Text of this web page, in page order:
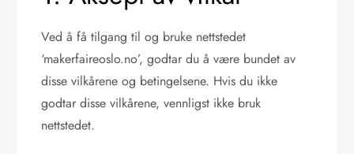
Ved å få tilgang til og bruke nettstedet
‘makerfaireoslo.no’, godtar du å være bundet av
disse vilkårene og betingelsene. Hvis du ikke
godtar disse vilkårene, vennligst ikke bruk
nettstedet.